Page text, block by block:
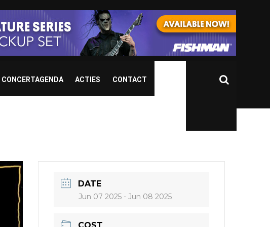
CONCERTAGENDA ACTIES CONTACT
DATE
Jun 07 2025 - Jun 08 2025